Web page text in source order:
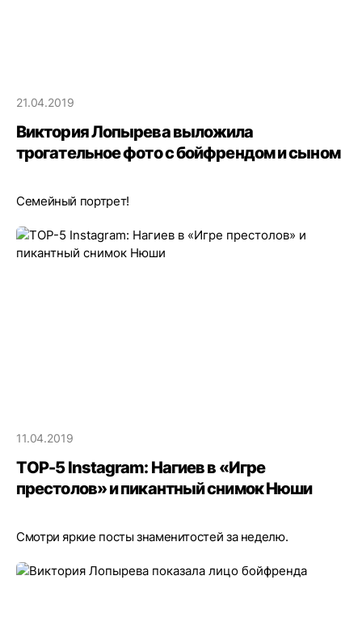
21.04.2019
Виктория Лопырева выложила
трогательное фото с бойфрендом и сыном
Семейный портрет!
11.04.2019
ТOP-5 Instagram: Нагиев в «Игре
престолов» и пикантный снимок Нюши
Смотри яркие посты знаменитостей за неделю.